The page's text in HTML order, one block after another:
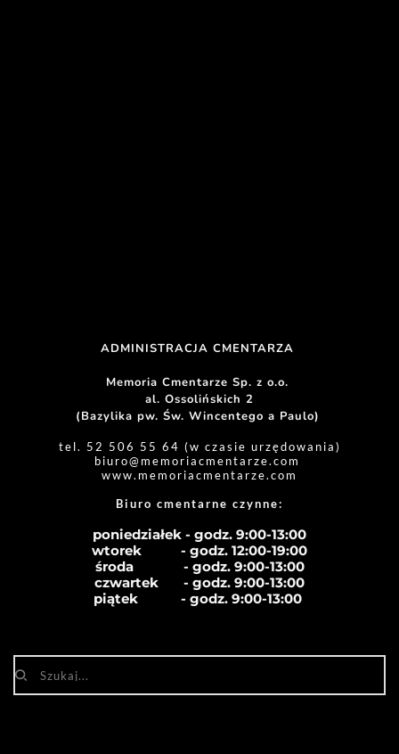
ADMINISTRACJA CMENTARZA
Memoria Cmentarze Sp. z o.o.
al. Ossolińskich 2
(Bazylika pw. Św. Wincentego a Paulo)
tel. 52 506 55 64 (w czasie urzędowania)
biuro@memoriacmentarze.com
www.memoriacmentarze.com
Biuro cmentarne czynne:
poniedziałek - godz. 9:00-13:00
wtorek           - godz. 12:00-19:00
środa              - godz. 9:00-13:00
czwartek       - godz. 9:00-13:00
piątek            - godz. 9:00-13:00